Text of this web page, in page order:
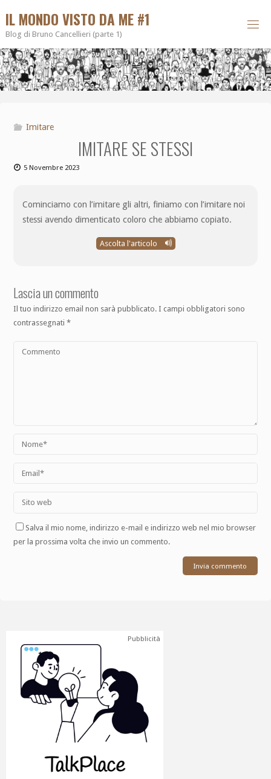
IL MONDO VISTO DA ME #1
Blog di Bruno Cancellieri (parte 1)
Imitare
IMITARE SE STESSI
5 Novembre 2023
Cominciamo con l’imitare gli altri, finiamo con l’imitare noi
stessi avendo dimenticato coloro che abbiamo copiato.
Ascolta l'articolo
Lascia un commento
Il tuo indirizzo email non sarà pubblicato. I campi obbligatori sono
contrassegnati*
Salva il mio nome, indirizzo e-mail e indirizzo web nel mio browser
per la prossima volta che invio un commento.
Pubblicità